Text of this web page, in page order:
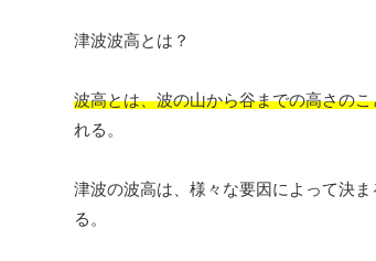
津波波高とは？
波高とは、波の山から谷までの高さの
れる。
津波の波高は、様々な要因によって決
る。